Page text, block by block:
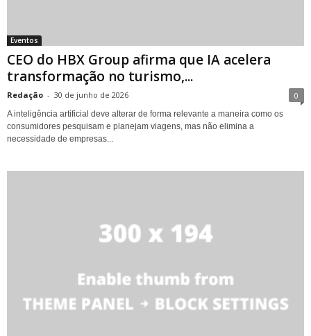
Eventos
CEO do HBX Group afirma que IA acelera
transformação no turismo,...
Redação - 30 de junho de 2026 0
A inteligência artificial deve alterar de forma relevante a maneira como os
consumidores pesquisam e planejam viagens, mas não elimina a
necessidade de empresas...